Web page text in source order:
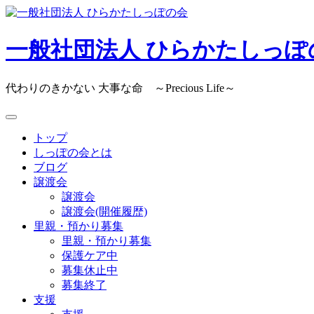
Skip
content
一般社団法人 ひらかたしっぽ
代わりのきかない 大事な命 ～Precious Life～
トップ
しっぽの会とは
ブログ
譲渡会
譲渡会
譲渡会(開催履歴)
里親・預かり募集
里親・預かり募集
保護ケア中
募集休止中
募集終了
支援